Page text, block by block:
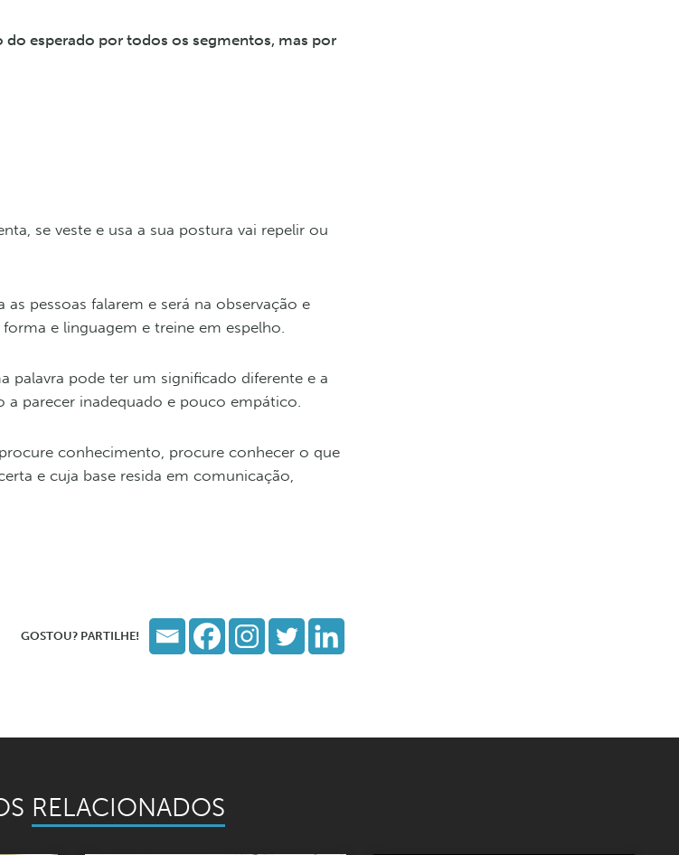
esperado por todos os segmentos, mas por
se veste e usa a sua postura vai repelir ou
pessoas falarem e será na observação e
e linguagem e treine em espelho.
palavra pode ter um significado diferente e a
a parecer inadequado e pouco empático.
conhecimento, procure conhecer o que
e cuja base resida em comunicação,
GOSTOU? PARTILHE!
RELACIONADOS